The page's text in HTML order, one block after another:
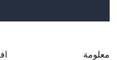
معلومة